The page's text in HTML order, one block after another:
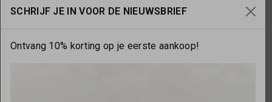
Contact
OPENINGSTIJDEN
SCHRIJF JE IN VOOR DE NIEUWSBRIEF
Ontvang 10% korting op je eerste aankoop!